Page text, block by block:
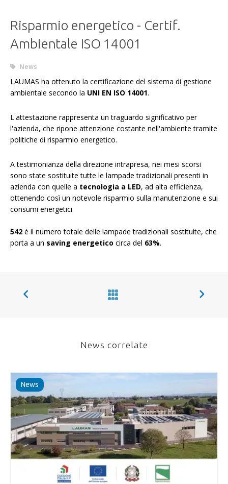
Risparmio energetico - Certif.
Ambientale ISO 14001
News
LAUMAS ha ottenuto la certificazione del sistema di gestione
ambientale secondo la UNI EN ISO 14001.
L'attestazione rappresenta un traguardo significativo per
l'azienda, che ripone attenzione costante nell'ambiente tramite
politiche di risparmio energetico.
A testimonianza della direzione intrapresa, nei mesi scorsi
sono state sostituite tutte le lampade tradizionali presenti in
azienda con quelle a tecnologia a LED, ad alta efficienza,
ottenendo così un notevole risparmio sulla manutenzione e sui
consumi energetici.
542 è il numero totale delle lampade tradizionali sostituite, che
porta a un saving energetico circa del 63%.
News correlate
News